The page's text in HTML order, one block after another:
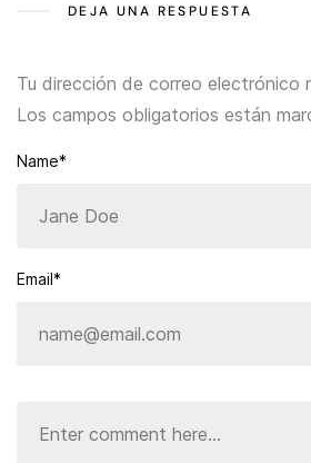
DEJA UNA RESPUESTA
Tu dirección de correo electrónico
Los campos obligatorios están
Name*
Email*